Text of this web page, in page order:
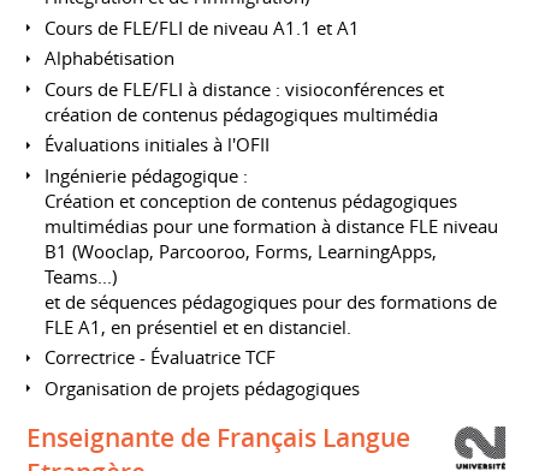
Cours de FLE/FLI de niveau A1.1 et A1
Alphabétisation
Cours de FLE/FLI à distance : visioconférences et
création de contenus pédagogiques multimédia
Évaluations initiales à l'OFII
Ingénierie pédagogique :
Création et conception de contenus pédagogiques
multimédias pour une formation à distance FLE niveau
B1 (Wooclap, Parcooroo, Forms, LearningApps,
Teams...)
et de séquences pédagogiques pour des formations de
FLE A1, en présentiel et en distanciel.
Correctrice - Évaluatrice TCF
Organisation de projets pédagogiques
Enseignante de Français Langue